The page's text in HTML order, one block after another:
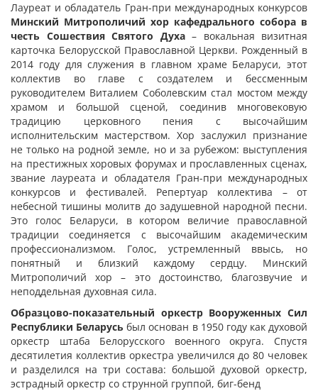
Лауреат и обладатель Гран-при международных конкурсов
Минский Митрополичий хор кафедрального собора в
честь Сошествия Святого Духа – вокальная визитная
карточка Белорусской Православной Церкви. Рожденный в
2014 году для служения в главном храме Беларуси, этот
коллектив во главе с создателем и бессменным
руководителем Виталием Соболевским стал мостом между
храмом и большой сценой, соединив многовековую
традицию церковного пения с высочайшим
исполнительским мастерством. Хор заслужил признание
не только на родной земле, но и за рубежом: выступления
на престижных хоровых форумах и прославленных сценах,
звание лауреата и обладателя Гран-при международных
конкурсов и фестивалей. Репертуар коллектива – от
небесной тишины молитв до задушевной народной песни.
Это голос Беларуси, в котором величие православной
традиции соединяется с высочайшим академическим
профессионализмом. Голос, устремленный ввысь, но
понятный и близкий каждому сердцу. Минский
Митрополичий хор – это достоинство, благозвучие и
неподдельная духовная сила.
Образцово-показательный оркестр Вооруженных Сил
Республики Беларусьбыл основан в 1950 году как духовой
оркестр штаба Белорусского военного округа. Спустя
десятилетия коллектив оркестра увеличился до 80 человек
и разделился на три состава: большой духовой оркестр,
эстрадный оркестр со струнной группой, биг-бенд